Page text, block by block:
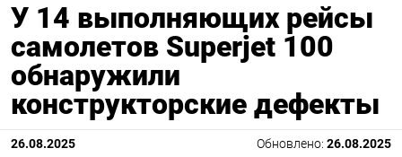
У 14 выполняющих рейсы
самолетов Superjet 100
обнаружили
конструкторские дефекты
26.08.2025 Обновлено: 26.08.2025